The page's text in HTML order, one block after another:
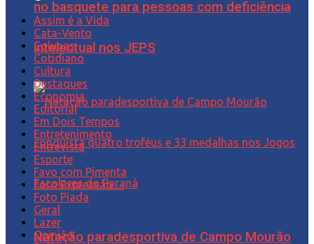
no basquete para pessoas com deficiência
intelectual nos JEPS
Natação paradesportiva de Campo Mourão
Assim é a Vida
Cata-Vento
Colunas
Cotidiano
Cultura
Destaques
Economia
Editorial
Em Dois Tempos
Entretenimento
Entrevista
Esporte
Favo com Pimenta
Foto Expressão…
Foto Piada
Geral
Lazer
Opinião